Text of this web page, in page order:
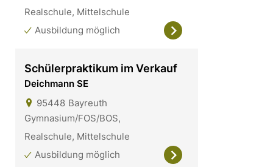
Realschule, Mittelschule
Ausbildung möglich
Schülerpraktikum im Verkauf
Deichmann SE
95448 Bayreuth
Gymnasium/FOS/BOS,
Realschule, Mittelschule
Ausbildung möglich